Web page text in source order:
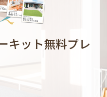
キット無料プレ